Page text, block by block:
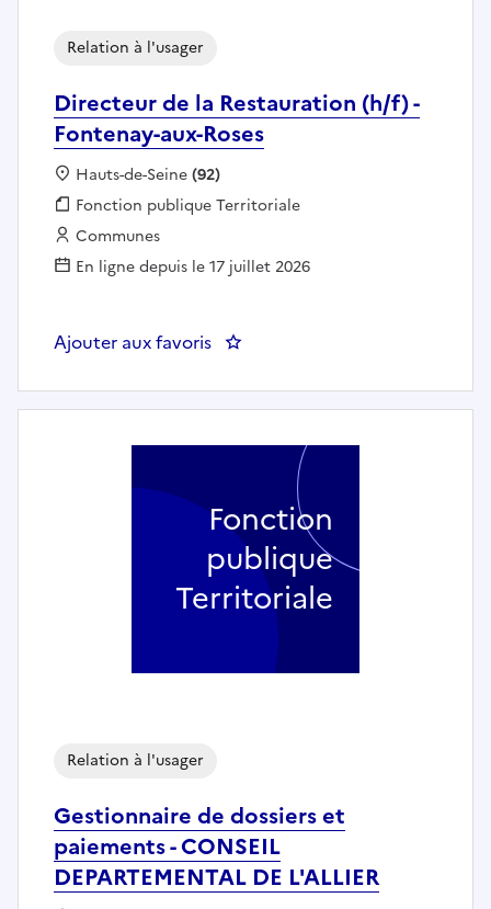
Directeur de la Restauration (h/f) -
Fontenay-aux-Roses
Relation à l'usager
Localisation :
Hauts-de-Seine(92)
Fonction publique :
Fonction publique Territoriale
Employeur :
Communes
En ligne depuis le 17 juillet 2026
Ajouter aux favoris : Directeur de la Restauration
Gestionnaire de dossiers et
paiements - CONSEIL
DEPARTEMENTAL DE L'ALLIER
Relation à l'usager
Fonction
publique
Territoriale